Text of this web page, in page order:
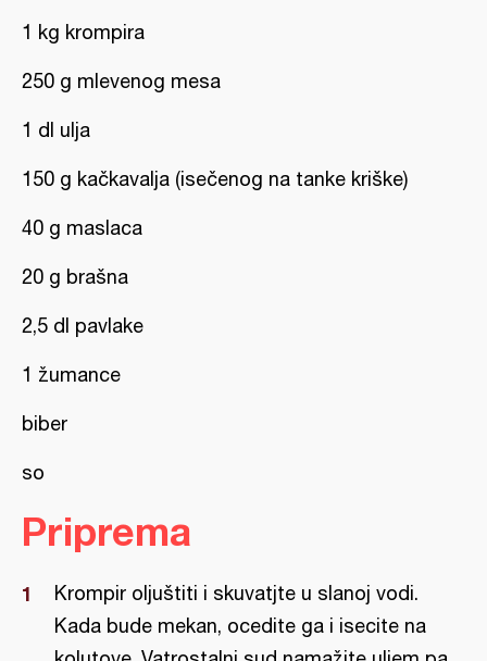
1 kg krompira
250 g mlevenog mesa
1 dl ulja
150 g kačkavalja (isečenog na tanke kriške)
40 g maslaca
20 g brašna
2,5 dl pavlake
1 žumance
biber
so
Priprema
Krompir oljuštiti i skuvatjte u slanoj vodi.
Kada bude mekan, ocedite ga i isecite na